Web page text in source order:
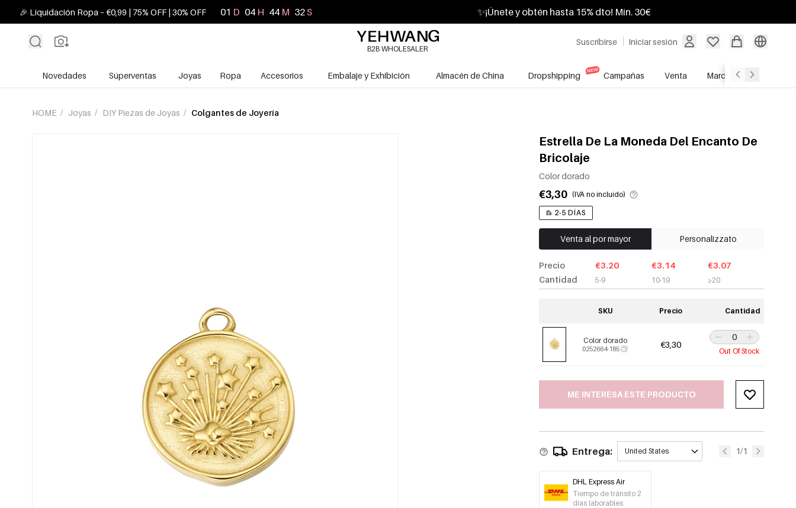
🎉 Liquidación Ropa – €0,99 | 75% OFF | 30% OFF 01 D 04 H 44 M 30S ✨¡Únete y obtén hasta 15% dto! Mín. 30€
Suscribirse Iniciar sesión
B2B WHOLESALER
Novedades Súperventas Joyas Ropa Accesorios Embalaje y Exhibición Almacén de China Dropshipping Campañas Venta Marcas
HOME / Joyas / DIY Piezas de Joyas / Colgantes de Joyería
Estrella De La Moneda Del Encanto De
Bricolaje
Color dorado
€3,30 (IVA no incluido)
2-5 DÍAS
Venta al por mayor Personalizzato
Precio
Cantidad
€3.20
5-9
€3.14
10-19
€3.07
≥20
SKU Precio Cantidad
Color dorado
0252664-185 €3,30
Out Of Stock
ME INTERESA ESTE PRODUCTO
Entrega: United States 1/1
DHL Express Air
Tiempo de tránsito 2
días laborables